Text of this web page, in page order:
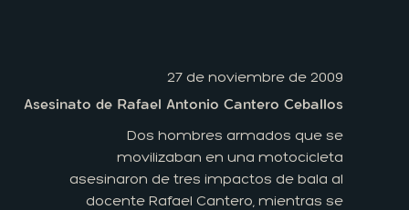
27 de noviembre de 2009
Asesinato de Rafael Antonio Cantero Ceballos
Dos hombres armados que se
movilizaban en una motocicleta
asesinaron de tres impactos de bala al
docente Rafael Cantero, mientras se